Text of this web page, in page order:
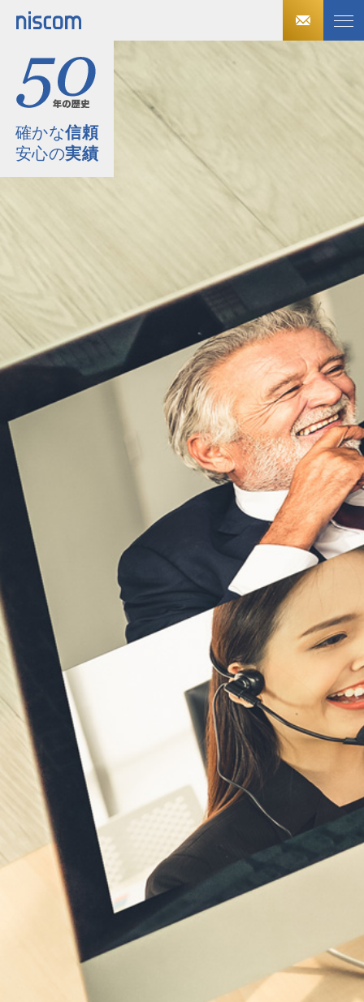
確かな信頼
安心の実績